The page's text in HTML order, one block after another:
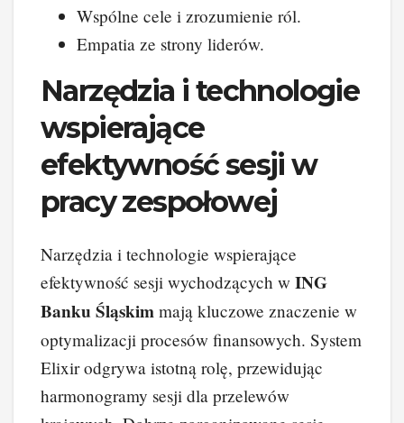
Wspólne cele i zrozumienie ról.
Empatia ze strony liderów.
Narzędzia i technologie
wspierające
efektywność sesji w
pracy zespołowej
Narzędzia i technologie wspierające
efektywność sesji wychodzących w ING
Banku Śląskim mają kluczowe znaczenie w
optymalizacji procesów finansowych. System
Elixir odgrywa istotną rolę, przewidując
harmonogramy sesji dla przelewów